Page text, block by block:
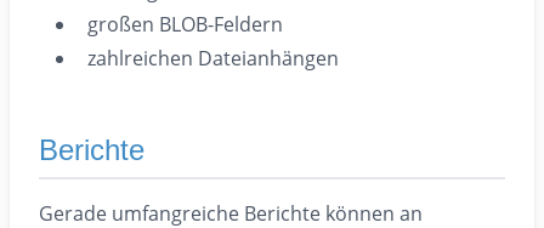
großen BLOB-Feldern
zahlreichen Dateianhängen
Berichte
Gerade umfangreiche Berichte können an